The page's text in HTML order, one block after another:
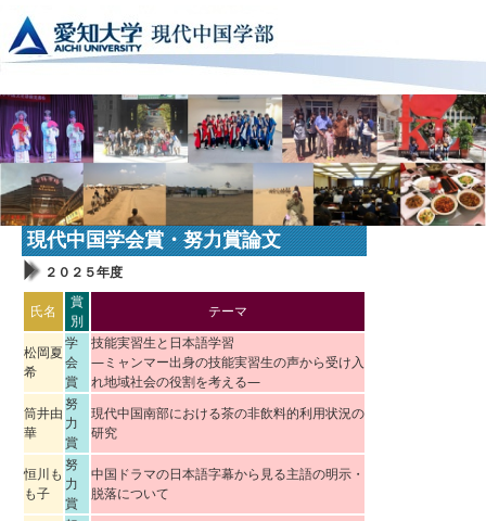
現代中国学会賞・努力賞論文
２０２５年度
氏名
賞
別
テーマ
松岡夏
希
学
会
賞
技能実習生と日本語学習
―ミャンマー出身の技能実習生の声から受け入
れ地域社会の役割を考える―
筒井由
華
努
力
賞
現代中国南部における茶の非飲料的利用状況の
研究
恒川も
も子
努
力
賞
中国ドラマの日本語字幕から見る主語の明示・
脱落について